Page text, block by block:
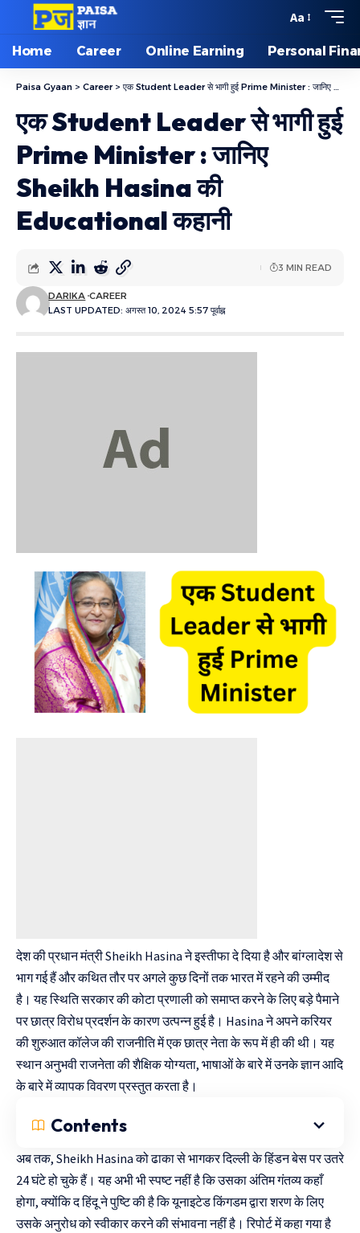
Aa
Home Career Online Earning Personal
Paisa Gyaan > Career> एक Student Leader से भागी हुई Prime Minister : जानिए Sheikh Hasina की Educational कहानी
एक Student Leader से भागी हुई
Prime Minister : जानिए
Sheikh Hasina की
Educational कहानी
LAST UPDATED: अगस्त 10, 2024 5:57 पूर्वाह्न
DARIKA CAREER
3 MIN READ
देश की प्रधान मंत्री Sheikh Hasina ने इस्तीफा दे दिया है और बांग्लादेश से
भाग गई हैं और कथित तौर पर अगले कुछ दिनों तक भारत में रहने की उम्मीद
है। यह स्थिति सरकार की कोटा प्रणाली को समाप्त करने के लिए बड़े पैमाने
पर छात्र विरोध प्रदर्शन के कारण उत्पन्न हुई है। Hasina ने अपने करियर
की शुरुआत कॉलेज की राजनीति में एक छात्र नेता के रूप में ही की थी। यह
स्थान अनुभवी राजनेता की शैक्षिक योग्यता, भाषाओं के बारे में उनके ज्ञान आदि
के बारे में व्यापक विवरण प्रस्तुत करता है।
Contents
अब तक, Sheikh Hasina को ढाका से भागकर दिल्ली के हिंडन बेस पर उतरे
24 घंटे हो चुके हैं। यह अभी भी स्पष्ट नहीं है कि उसका अंतिम गंतव्य कहाँ
होगा, क्योंकि द हिंदू ने पुष्टि की है कि यूनाइटेड किंगडम द्वारा शरण के लिए
उसके अनुरोध को स्वीकार करने की संभावना नहीं है। रिपोर्ट में कहा गया है